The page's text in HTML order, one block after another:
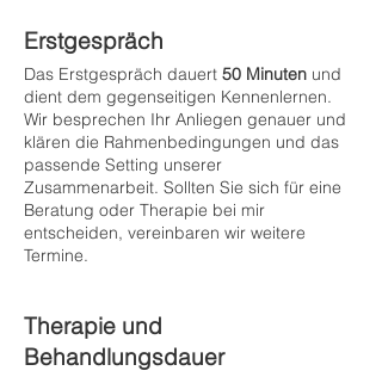
Erstgespräch
Das Erstgespräch dauert 50 Minuten und
dient dem gegenseitigen Kennenlernen.
Wir besprechen Ihr Anliegen genauer und
klären die Rahmenbedingungen und das
passende Setting unserer
Zusammenarbeit. Sollten Sie sich für eine
Beratung oder Therapie bei mir
entscheiden, vereinbaren wir weitere
Termine.
Therapie und
Behandlungsdauer